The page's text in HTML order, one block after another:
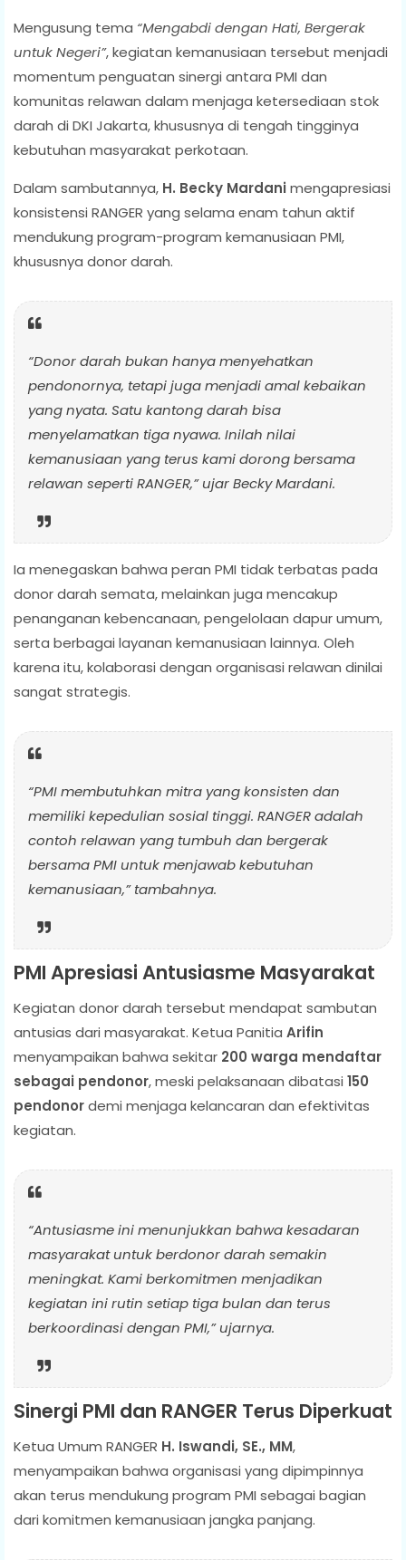
Mengusung tema “Mengabdi dengan Hati, Bergerak
untuk Negeri”, kegiatan kemanusiaan tersebut menjadi
momentum penguatan sinergi antara PMI dan
komunitas relawan dalam menjaga ketersediaan stok
darah di DKI Jakarta, khususnya di tengah tingginya
kebutuhan masyarakat perkotaan.
Dalam sambutannya, H. Becky Mardanimengapresiasi
konsistensi RANGER yang selama enam tahun aktif
mendukung program-program kemanusiaan PMI,
khususnya donor darah.
“Donor darah bukan hanya menyehatkan
pendonornya, tetapi juga menjadi amal kebaikan
yang nyata. Satu kantong darah bisa
menyelamatkan tiga nyawa. Inilah nilai
kemanusiaan yang terus kami dorong bersama
relawan seperti RANGER,” ujar Becky Mardani.
Ia menegaskan bahwa peran PMI tidak terbatas pada
donor darah semata, melainkan juga mencakup
penanganan kebencanaan, pengelolaan dapur umum,
serta berbagai layanan kemanusiaan lainnya. Oleh
karena itu, kolaborasi dengan organisasi relawan dinilai
sangat strategis.
“PMI membutuhkan mitra yang konsisten dan
memiliki kepedulian sosial tinggi. RANGER adalah
contoh relawan yang tumbuh dan bergerak
bersama PMI untuk menjawab kebutuhan
kemanusiaan,” tambahnya.
PMI Apresiasi Antusiasme Masyarakat
Kegiatan donor darah tersebut mendapat sambutan
antusias dari masyarakat. Ketua Panitia Arifin
menyampaikan bahwa sekitar 200 warga mendaftar
sebagai pendonor, meski pelaksanaan dibatasi 150
pendonordemi menjaga kelancaran dan efektivitas
kegiatan.
“Antusiasme ini menunjukkan bahwa kesadaran
masyarakat untuk berdonor darah semakin
meningkat. Kami berkomitmen menjadikan
kegiatan ini rutin setiap tiga bulan dan terus
berkoordinasi dengan PMI,” ujarnya.
Sinergi PMI dan RANGER Terus Diperkuat
Ketua Umum RANGER H. Iswandi, SE., MM,
menyampaikan bahwa organisasi yang dipimpinnya
akan terus mendukung program PMI sebagai bagian
dari komitmen kemanusiaan jangka panjang.